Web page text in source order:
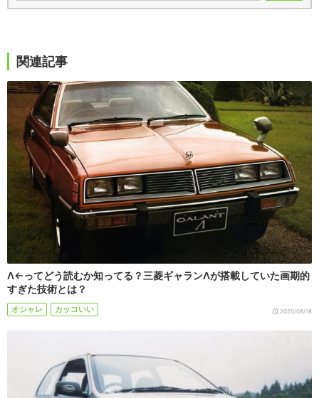
関連記事
Λ←ってどう読むか知ってる？三菱ギャランΛが搭載していた画期的
すぎた技術とは？
オシャレ カッコいい 2020/08/18